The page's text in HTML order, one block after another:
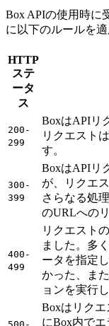
Box APIの使用時に
に以下のルールを適
HTTP
ステ
ータ
ス
200-
299
BoxはAPIリ
リクエスト
す。
300-
399
BoxはAPIリ
が、リクエ
さらなる処
のURLへの
400-
499
リクエスト
ました。多
ータを指定
かった、ま
ョンを実行
Boxはリク
にBox内で